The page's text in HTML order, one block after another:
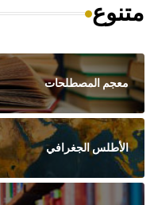
متنوع
معجم المصطلحات
الأطلس الجغرافي